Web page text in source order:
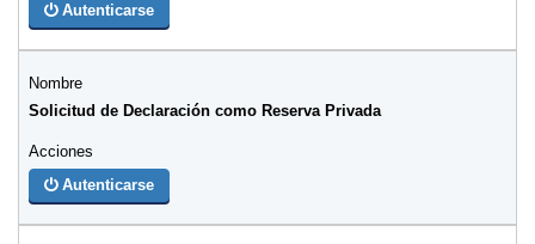
Autenticarse
Solicitud de Declaración como Reserva Privada
Autenticarse